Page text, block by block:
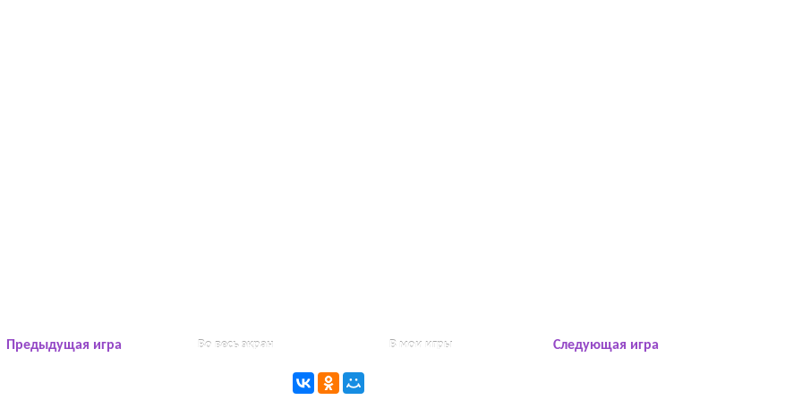
Предыдущая игра Во весь экран В мои игры Следующая игра